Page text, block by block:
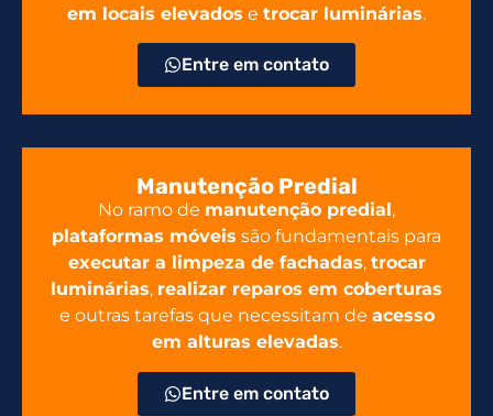
em locais elevados e trocar luminárias.
Entre em contato
Manutenção Predial
No ramo de manutenção predial,
plataformas móveis são fundamentais para
executar a limpeza de fachadas, trocar
luminárias, realizar reparos em coberturas
e outras tarefas que necessitam de acesso
em alturas elevadas.
Entre em contato